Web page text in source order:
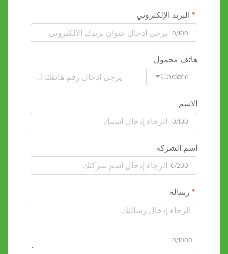
البريد الإلكتروني
0/100
هاتف محمول
Code0/16
الاسم
0/100
اسم الشركة
0/200
رسالة
0/1000